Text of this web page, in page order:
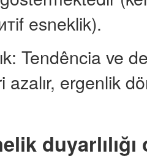
esneklik).
Tendência ve
azalır, ergenlik